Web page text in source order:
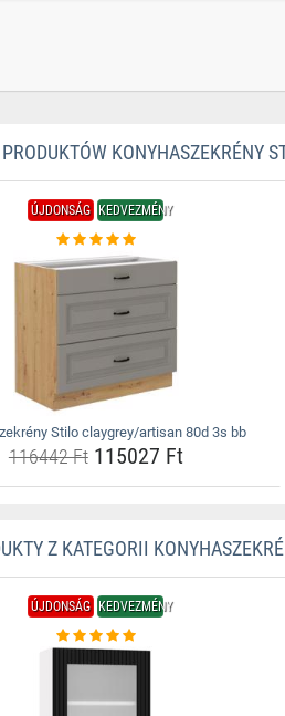
KONYHASZEKRÉNY
ÚJDONSÁG KEDVEZMÉNY
Stilo claygrey/artisan 80d 3s bb
116442 Ft115027 Ft
Z KATEGORII
ÚJDONSÁG KEDVEZMÉNY